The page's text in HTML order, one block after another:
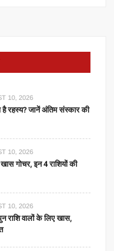
10, 2026
है रहस्य? जानें अंतिम संस्कार की
10, 2026
गोचर, इन 4 राशियों की
10, 2026
राशि वालों के लिए खास,